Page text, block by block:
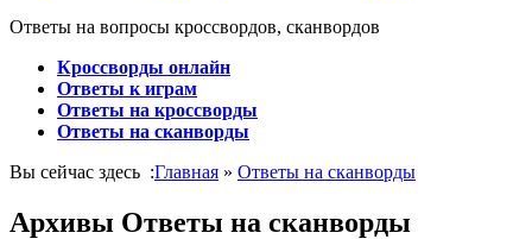
Ответы на вопросы кроссвордов, сканвордов
Кроссворды онлайн
Ответы к играм
Ответы на кроссворды
Ответы на сканворды
Вы сейчас здесь :Главная » Ответы на сканворды
Архивы Ответы на сканворды